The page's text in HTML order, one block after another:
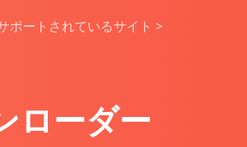
ポートされているサイト >
ローダー